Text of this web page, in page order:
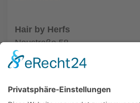
Hair by Herfs
Neustraße 58
52066 Aachen
Tel.: +49 241 63342